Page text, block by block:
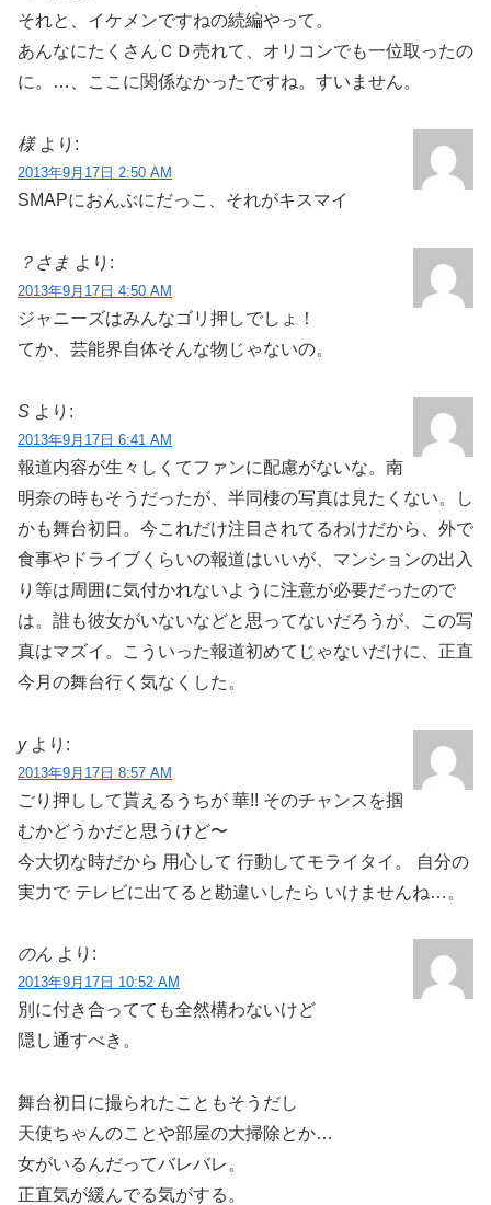
それと、イケメンですねの続編やって。
あんなにたくさんＣＤ売れて、オリコンでも一位取ったの
に。…、ここに関係なかったですね。すいません。
様 より:
2013年9月17日 2:50 AM
SMAPにおんぶにだっこ、それがキスマイ
？さま より:
2013年9月17日 4:50 AM
ジャニーズはみんなゴリ押しでしょ！
てか、芸能界自体そんな物じゃないの。
S より:
2013年9月17日 6:41 AM
報道内容が生々しくてファンに配慮がないな。南
明奈の時もそうだったが、半同棲の写真は見たくない。し
かも舞台初日。今これだけ注目されてるわけだから、外で
食事やドライブくらいの報道はいいが、マンションの出入
り等は周囲に気付かれないように注意が必要だったので
は。誰も彼女がいないなどと思ってないだろうが、この写
真はマズイ。こういった報道初めてじゃないだけに、正直
今月の舞台行く気なくした。
y より:
2013年9月17日 8:57 AM
ごり押しして貰えるうちが 華!! そのチャンスを掴
むかどうかだと思うけど〜
今大切な時だから 用心して 行動してモライタイ。 自分の
実力で テレビに出てると勘違いしたら いけませんね…。
のん より:
2013年9月17日 10:52 AM
別に付き合ってても全然構わないけど
隠し通すべき。
舞台初日に撮られたこともそうだし
天使ちゃんのことや部屋の大掃除とか…
女がいるんだってバレバレ。
正直気が緩んでる気がする。